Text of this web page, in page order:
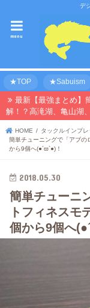
デ
menu
★TOP ★Sabuism
最新【最強まとめ】
解！？高滝湖、亀山湖
HOME
タックルインプレ
簡単チューニングで「アブの
から9個へ(●´ϖ`●)！
2018.05.30
簡単チューニ
トフィネスモ
個から9個へ